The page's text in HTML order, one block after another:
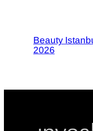
Beauty
2026